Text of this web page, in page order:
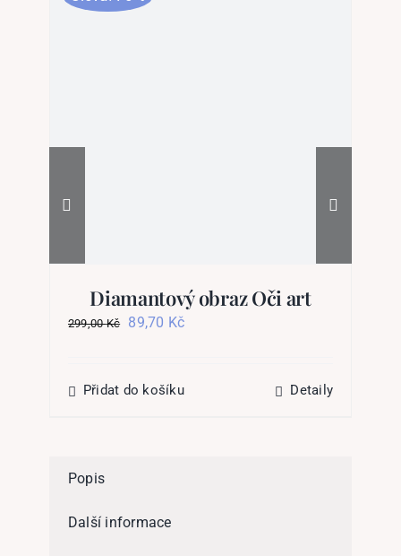
Diamantový obraz Oči art
299,00Kč
Původní
89,70 KčAktuální
Přidat do košíku Detaily
Popis
Další informace